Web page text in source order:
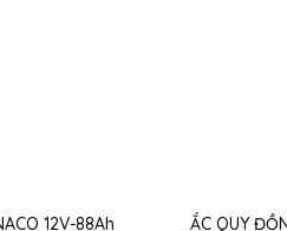
12V-88Ah
ẮC QUY